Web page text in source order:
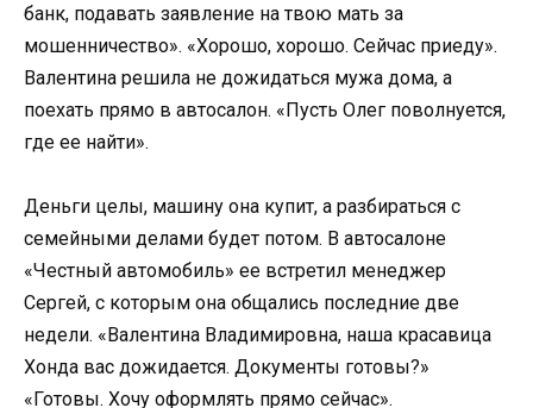
банк, подавать заявление на твою мать за
мошенничество». «Хорошо, хорошо. Сейчас приеду».
Валентина решила не дожидаться мужа дома, а
поехать прямо в автосалон. «Пусть Олег поволнуется,
где ее найти».
Деньги целы, машину она купит, а разбираться с
семейными делами будет потом. В автосалоне
«Честный автомобиль» ее встретил менеджер
Сергей, с которым она общались последние две
недели. «Валентина Владимировна, наша красавица
Хонда вас дожидается. Документы готовы?»
«Готовы. Хочу оформлять прямо сейчас».